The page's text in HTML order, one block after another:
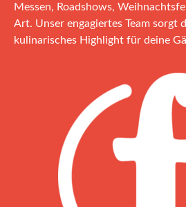
Messen, Roadshows,
Art. Unser engagiertes Team sorgt
kulinarisches Highlight für deine